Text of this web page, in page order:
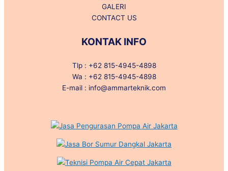
GALERI
CONTACT US
KONTAK INFO
Tlp : +62 815-4945-4898
Wa : +62 815-4945-4898
E-mail : info@ammarteknik.com